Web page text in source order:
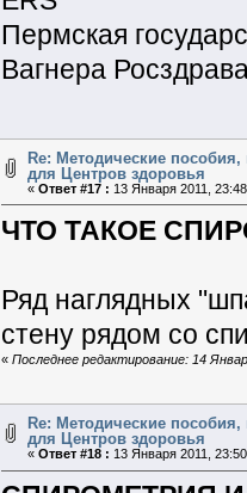
Пермская
Вагнера
Re: Методические пособия,
для Центров здоровья
« Ответ #17 : 13 Января 2011,
ЧТО ТАКОЕ
Ряд наглядных
стену рядом со
«Последнее редактирование: 14
Re: Методические пособия,
для Центров здоровья
« Ответ #18 : 13 Января 2011,